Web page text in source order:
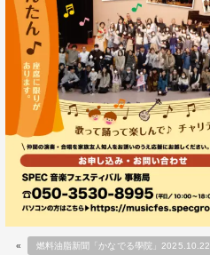
« 燃料油脂新聞「かなでる學院」2025.10.22